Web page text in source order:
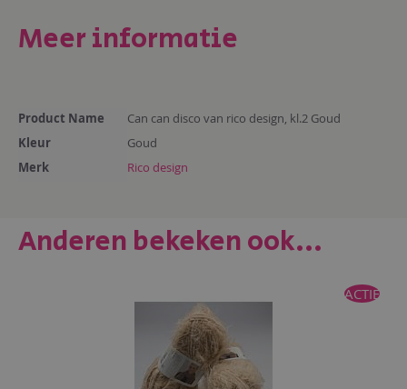
Meer informatie
Meer
informatie
Product Name
Can can disco van rico design, kl.2 Goud
Kleur
Goud
Merk
Rico design
Anderen bekeken ook...
ACTIE